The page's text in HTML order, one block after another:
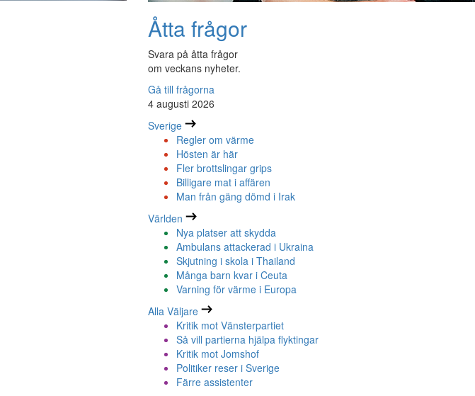
Åtta frågor
Svara på åtta frågor
om veckans nyheter.
Gå till frågorna
4 augusti 2026
Sverige
Regler om värme
Hösten är här
Fler brottslingar grips
Billigare mat i affären
Man från gäng dömd i Irak
Världen
Nya platser att skydda
Ambulans attackerad i Ukraina
Skjutning i skola i Thailand
Många barn kvar i Ceuta
Varning för värme i Europa
Alla Väljare
Kritik mot Vänsterpartiet
Så vill partierna hjälpa flyktingar
Kritik mot Jomshof
Politiker reser i Sverige
Färre assistenter